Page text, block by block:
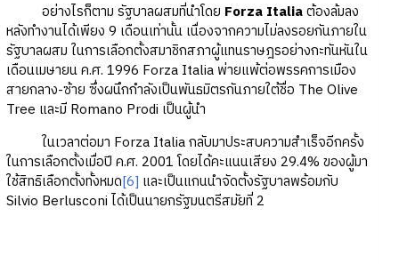
อย่างไรก็ตาม รัฐบาลผสมที่นำโดย Forza Italiaต้องล้มลง
หลังทำงานได้เพียง 9 เดือนเท่านั้น เนื่องจากความไม่ลงรอยกันภายใน
รัฐบาลผสม ในการเลือกตั้งสมาชิกสภาผู้แทนราษฎรอย่างกะทันหันใน
เดือนเมษายน ค.ศ. 1996 Forza Italia พ่ายแพ้ต่อพรรคการเมือง
สายกลาง-ซ้าย ซึ่งผนึกกำลังเป็นพันธมิตรกันภายใต้ชื่อ The Olive
Tree และมี Romano Prodi เป็นผู้นำ
ในเวลาต่อมา Forza Italia กลับมาประสบความสำเร็จอีกครั้ง
ในการเลือกตั้งเมื่อปี ค.ศ. 2001 โดยได้คะแนนเสียง 29.4% ของผู้มา
ใช้สิทธิเลือกตั้งทั้งหมด[6] และเป็นแกนนำจัดตั้งรัฐบาลพร้อมกับ
Silvio Berlusconi ได้เป็นนายกรัฐมนตรีสมัยที่ 2